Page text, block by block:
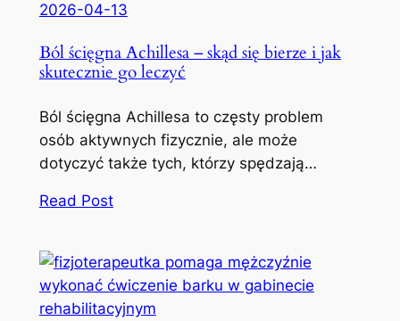
2026-04-13
Ból ścięgna Achillesa – skąd się bierze i jak
skutecznie go leczyć
Ból ścięgna Achillesa to częsty problem
osób aktywnych fizycznie, ale może
dotyczyć także tych, którzy spędzają…
Read Post